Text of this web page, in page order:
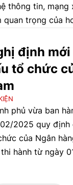
thông tin,
quan trọng của
tin của công
phó với các
định
tổ chức
phủ vừa ban
2025 quy định
của Ngân
hành từ ngày